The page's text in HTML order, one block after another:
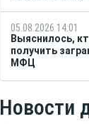
05.08.2026 14:01
Выяснилось,
получить
МФЦ
Новости